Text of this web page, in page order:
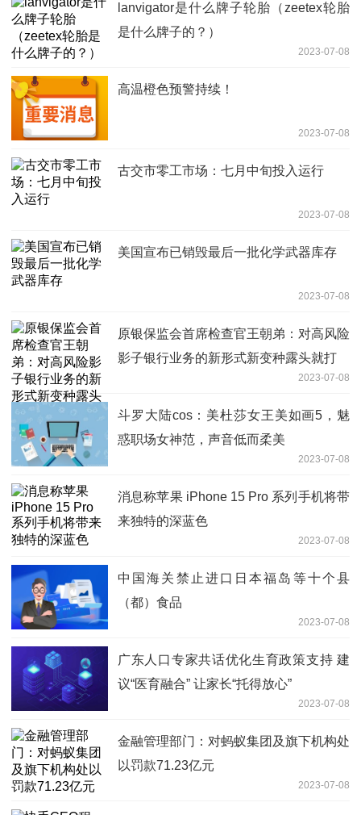
lanvigator是什么牌子轮胎（zeetex轮胎
是什么牌子的？）
2023-07-08
高温橙色预警持续！
2023-07-08
古交市零工市场：七月中旬投入运行
2023-07-08
美国宣布已销毁最后一批化学武器库存
2023-07-08
原银保监会首席检查官王朝弟：对高风险
影子银行业务的新形式新变种露头就打
2023-07-08
斗罗大陆cos：美杜莎女王美如画5，魅
惑职场女神范，声音低而柔美
2023-07-08
消息称苹果 iPhone 15 Pro 系列手机将带
来独特的深蓝色
2023-07-08
中国海关禁止进口日本福岛等十个县
（都）食品
2023-07-08
广东人口专家共话优化生育政策支持 建
议“医育融合” 让家长“托得放心”
2023-07-08
金融管理部门：对蚂蚁集团及旗下机构处
以罚款71.23亿元
2023-07-08